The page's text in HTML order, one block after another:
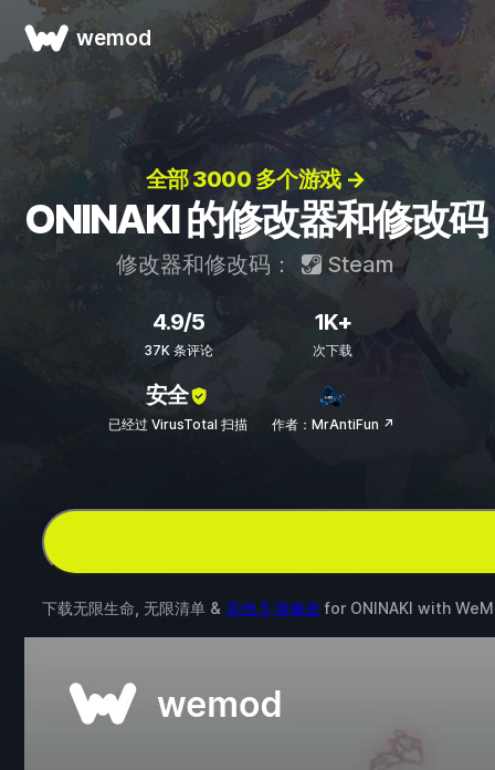
wemod
全部 3000 多个游戏 →
ONINAKI 的修改器和修改码
修改器和修改码： Steam
4.9/5
37K 条评论
1K+
次下载
安全
已经过 VirusTotal 扫描 作者：MrAntiFun ↗
下载无限生命, 无限清单 & 其他 5 项修改 for ONINAKI with